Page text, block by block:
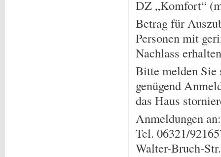
DZ „Komfort“
Betrag für
Personen mit
Nachlass
Bitte melden Sie
genügend
das Haus
Anmeldungen
Tel. 06321/
Walter-Bruch-